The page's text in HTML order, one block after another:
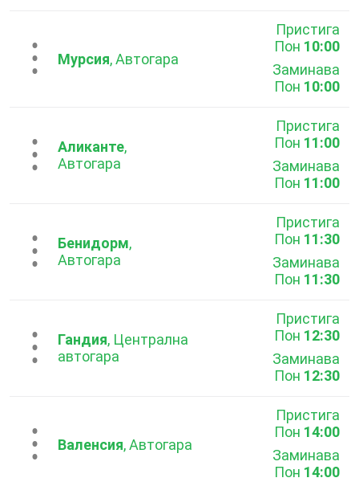
...Мурсия, Автогара
Пристига
Пон 10:00
Заминава
Пон 10:00
...Аликанте,
Автогара
Пристига
Пон 11:00
Заминава
Пон 11:00
...Бенидорм,
Автогара
Пристига
Пон 11:30
Заминава
Пон 11:30
...Гандия, Централна
автогара
Пристига
Пон 12:30
Заминава
Пон 12:30
...Валенсия, Автогара
Пристига
Пон 14:00
Заминава
Пон 14:00